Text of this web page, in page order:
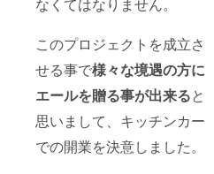
このプロジェクトを成立さ
せる事で様々な境遇の方に
エールを贈る事が出来ると
思いまして、キッチンカー
での開業を決意しました。